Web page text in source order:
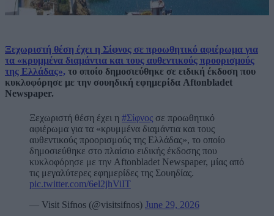
Ξεχωριστή θέση έχει η Σίφνος σε προωθητικό αφιέρωμα για
τα «κρυμμένα διαμάντια και τους αυθεντικούς προορισμούς
της Ελλάδας», το οποίο δημοσιεύθηκε σε ειδική έκδοση που
κυκλοφόρησε με την σουηδική εφημερίδα Aftonbladet
Newspaper.
Ξεχωριστή θέση έχει η #Σίφνος σε προωθητικό
αφιέρωμα για τα «κρυμμένα διαμάντια και τους
αυθεντικούς προορισμούς της Ελλάδας», το οποίο
δημοσιεύθηκε στο πλαίσιο ειδικής έκδοσης που
κυκλοφόρησε με την Aftonbladet Newspaper, μίας από
τις μεγαλύτερες εφημερίδες της Σουηδίας.
pic.twitter.com/6el2jhViIT
— Visit Sifnos (@visitsifnos) June 29, 2026